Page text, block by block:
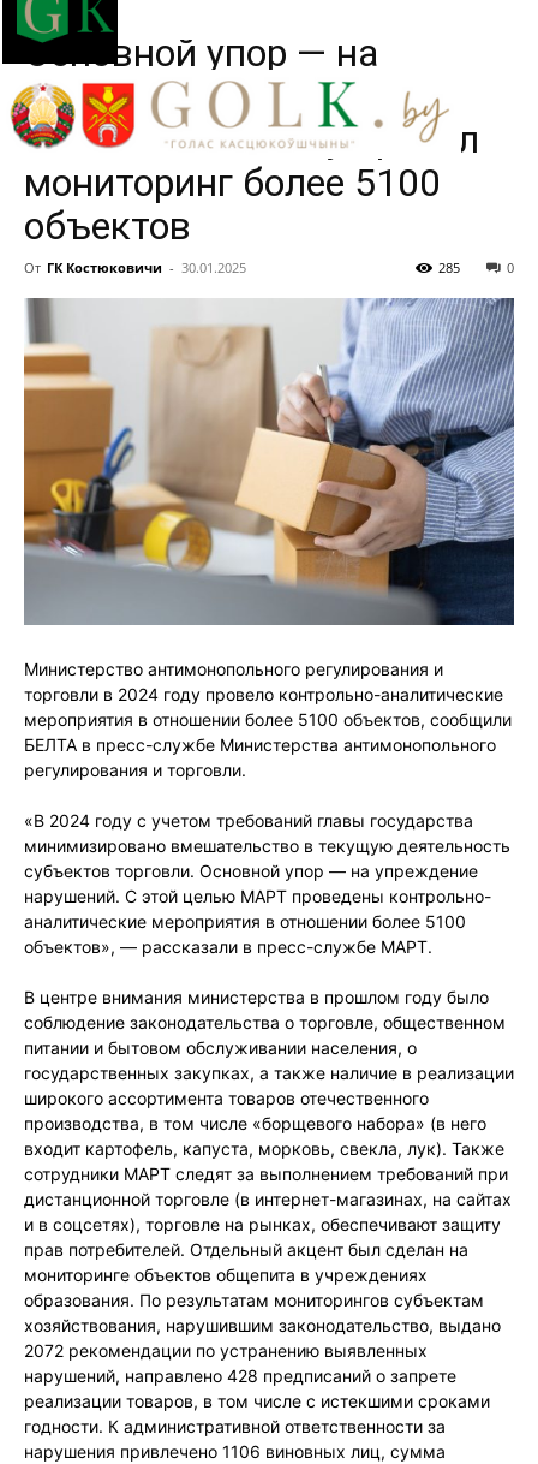
Общество
Основной упор — на
упреждение нарушений.
МАРТ в 2024 году провел
мониторинг более 5100
объектов
От ГК Костюковичи - 30.01.2025 0
285
Министерство антимонопольного регулирования и
торговли в 2024 году провело контрольно-аналитические
мероприятия в отношении более 5100 объектов, сообщили
БЕЛТА в пресс-службе Министерства антимонопольного
регулирования и торговли.
«В 2024 году с учетом требований главы государства
минимизировано вмешательство в текущую деятельность
субъектов торговли. Основной упор — на упреждение
нарушений. С этой целью МАРТ проведены контрольно-
аналитические мероприятия в отношении более 5100
объектов», — рассказали в пресс-службе МАРТ.
В центре внимания министерства в прошлом году было
соблюдение законодательства о торговле, общественном
питании и бытовом обслуживании населения, о
государственных закупках, а также наличие в реализации
широкого ассортимента товаров отечественного
производства, в том числе «борщевого набора» (в него
входит картофель, капуста, морковь, свекла, лук). Также
сотрудники МАРТ следят за выполнением требований при
дистанционной торговле (в интернет-магазинах, на сайтах
и в соцсетях), торговле на рынках, обеспечивают защиту
прав потребителей. Отдельный акцент был сделан на
мониторинге объектов общепита в учреждениях
образования. По результатам мониторингов субъектам
хозяйствования, нарушившим законодательство, выдано
2072 рекомендации по устранению выявленных
нарушений, направлено 428 предписаний о запрете
реализации товаров, в том числе с истекшими сроками
годности. К административной ответственности за
нарушения привлечено 1106 виновных лиц, сумма